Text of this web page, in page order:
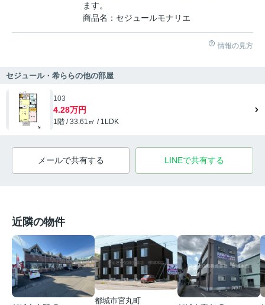
ます。
商品名：セジュールモナリエ
情報の見方
セジュール・希ららの他の部屋
103
4.28万円
1階 / 33.61㎡ / 1LDK
メールで共有する LINEで共有する
近隣の物件
都城市宮丸町